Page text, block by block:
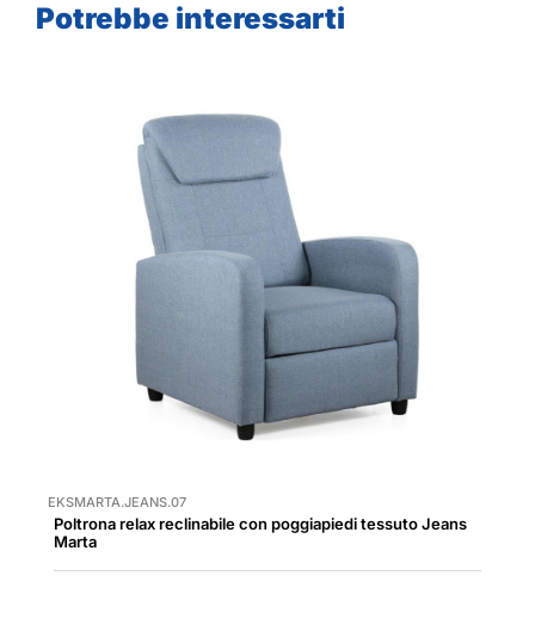
Potrebbe interessarti
EKSMARTA.JEANS.07
Poltrona relax reclinabile con poggiapiedi tessuto Jeans
Marta